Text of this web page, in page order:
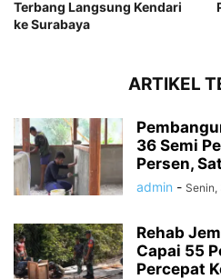
Terbang Langsung Kendari
ke Surabaya
ARTIKEL
36 Semi
Persen,
admin -
Rehab
Capai 55
Percepat